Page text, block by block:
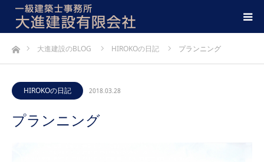
ホーム大進建設のBLOG HIROKOの日記 プランニング
HIROKOの日記 2018.03.28
プランニング